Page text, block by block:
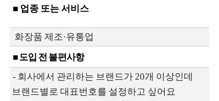
■ 업종 또는 서비스
화장품 제조·유통업
■ 도입 전 불편사항
- 회사에서 관리하는 브랜드가 20개 이상인데
브랜드별로 대표번호를 설정하고 싶어요